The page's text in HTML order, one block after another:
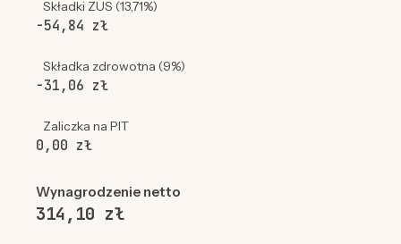
Składki ZUS (13,71%)
-54,84 zł
Składka zdrowotna (9%)
-31,06 zł
Zaliczka na PIT
0,00 zł
Wynagrodzenie netto
314,10 zł